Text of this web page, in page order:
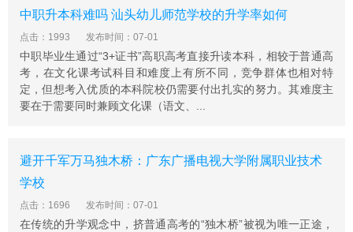
等奖1人，参加市技能大赛获一等奖3人，二等奖5人。近
本，每年国内发表论文10多篇，取得省科研成果11个，市
科研成果14个。2009—2010年教师参加省、 市、县技能
大赛获省三等奖2人，获市三等获3人，获县二、三等奖各
5人。
2、普通中专1、2年级在校生不可报考;
4、专升本考生持大专毕业证者;
中职升本科难吗 汕头幼儿师范学校的升学率如何
点击：1993 发布时间：07-01
中职毕业生通过“3+证书”高职高考直接升读本科，相较于普通高
考，在文化课考试科目和难度上有所不同，竞争群体也相对特
定，但想考入优质的本科院校仍需要付出扎实的努力。其难度主
要在于需要同时兼顾文化课（语文、...
避开千军万马独木桥：广东广播电视大学附属职业技术
学校
点击：1696 发布时间：07-01
在传统的升学观念中，挤普通高考的“独木桥”被视为唯一正途，